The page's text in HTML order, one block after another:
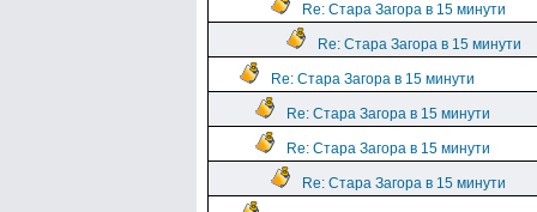
Re: Стара Загора в 15 минути
Re: Стара Загора в 15 минути
Re: Стара Загора в 15 минути
Re: Стара Загора в 15 минути
Re: Стара Загора в 15 минути
Re: Стара Загора в 15 минути